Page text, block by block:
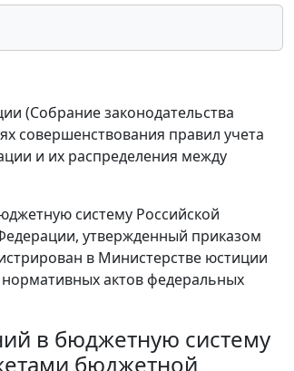
(Собрание законодательства
совершенствования правил учета
и их распределения между
систему Российской
утвержденный приказом
в Министерстве юстиции
актов федеральных
в бюджетную систему
бюджетной